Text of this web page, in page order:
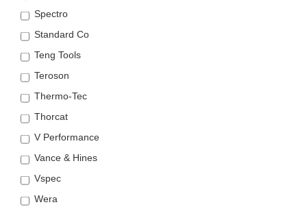
Spectro
Standard Co
Teng Tools
Teroson
Thermo-Tec
Thorcat
V Performance
Vance & Hines
Vspec
Wera